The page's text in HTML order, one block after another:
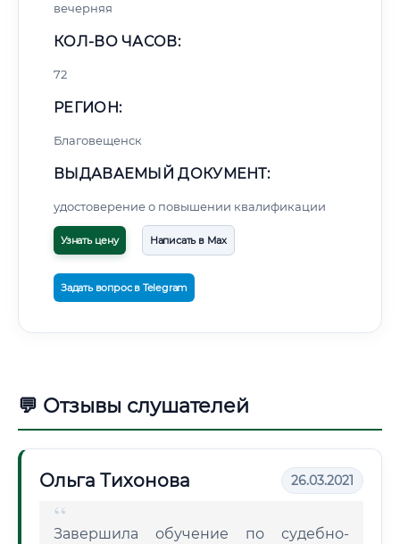
вечерняя
КОЛ-ВО ЧАСОВ:
72
РЕГИОН:
Благовещенск
ВЫДАВАЕМЫЙ ДОКУМЕНТ:
удостоверение о повышении квалификации
Узнать цену Написать в Max
Задать вопрос в Telegram
💬 Отзывы слушателей
Ольга Тихонова 26.03.2021
Завершила обучение по судебно-